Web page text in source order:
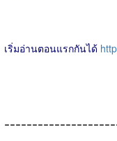
เริ่มอ่านตอนแรกกันได้